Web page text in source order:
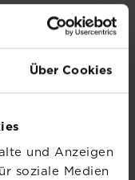
Über Cookies
und Anzeigen
soziale Medien